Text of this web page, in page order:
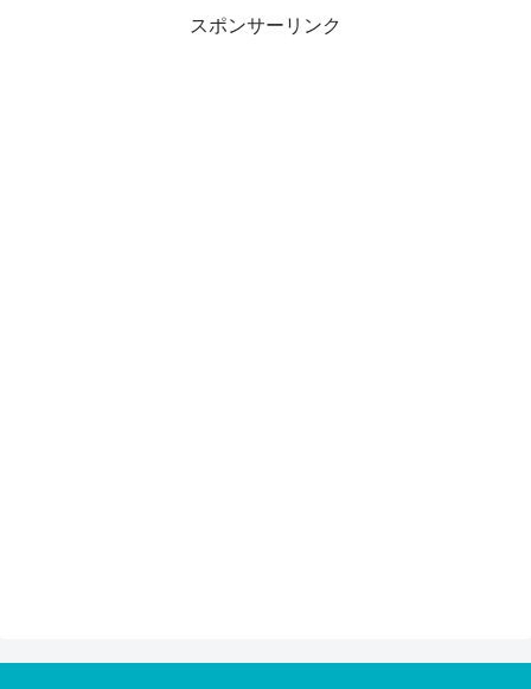
スポンサーリンク